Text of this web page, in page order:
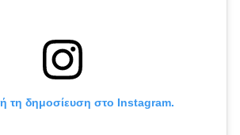
τη δημοσίευση στο Instagram.